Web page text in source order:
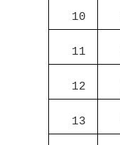
10
11
12
13